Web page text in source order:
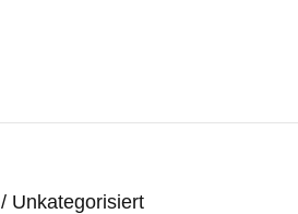
/ Unkategorisiert